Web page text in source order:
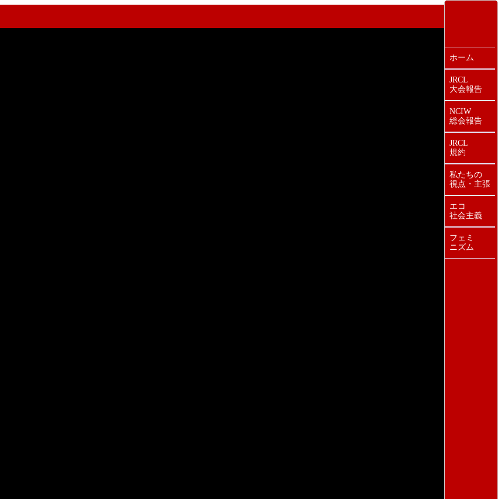
ホーム
JRCL
大会報告
NCIW
総会報告
JRCL
規約
私たちの
視点・主張
エコ
社会主義
フェミ
ニズム